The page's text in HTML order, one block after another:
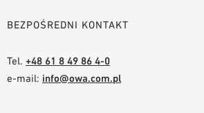
BEZPOŚREDNI KONTAKT
Tel. +48 61 8 49 86 4-0
e-mail: info@owa.com.pl